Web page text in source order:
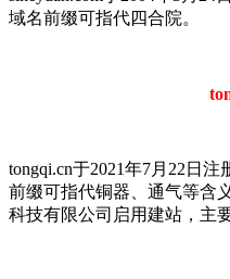
域名前缀可指代四合院。
tongqi.cn于2021年7月22日
前缀可指代铜器、通气等含
科技有限公司启用建站，主